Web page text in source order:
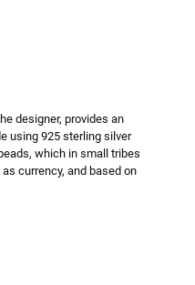
designer, provides an
using 925 sterling silver
which in small tribes
currency, and based on